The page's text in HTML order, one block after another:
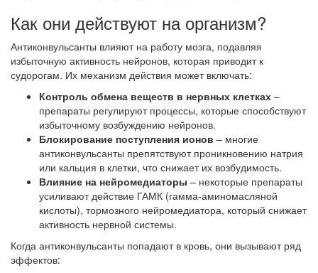
Как они действуют на организм?
Антиконвульсанты влияют на работу мозга, подавляя
избыточную активность нейронов, которая приводит к
судорогам. Их механизм действия может включать:
Контроль обмена веществ в нервных клетках –
препараты регулируют процессы, которые способствуют
избыточному возбуждению нейронов.
Блокирование поступления ионов – многие
антиконвульсанты препятствуют проникновению натрия
или кальция в клетки, что снижает их возбудимость.
Влияние на нейромедиаторы – некоторые препараты
усиливают действие ГАМК (гамма-аминомасляной
кислоты), тормозного нейромедиатора, который снижает
активность нервной системы.
Когда антиконвульсанты попадают в кровь, они вызывают ряд
эффектов: